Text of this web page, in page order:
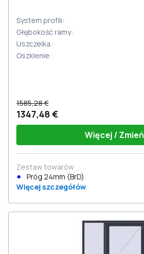
System profili:
Głębokość ramy:
Uszczelka:
Oszklenie:
1585,28 €
1347,48 €
Więcej / Zmień
Zestaw towarów
Próg 24mm (BrD)
Więcej szczegółów